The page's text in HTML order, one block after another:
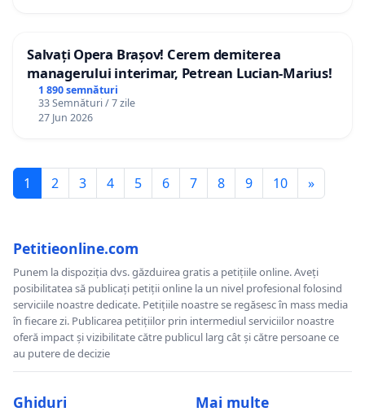
Salvați Opera Brașov! Cerem demiterea
managerului interimar, Petrean Lucian-Marius!
1 890 semnături
33 Semnături / 7 zile
27 Jun 2026
1 2 3 4 5 6 7 8 9 10 »
Petitieonline.com
Punem la dispoziția dvs. găzduirea gratis a petițiile online. Aveți
posibilitatea să publicați petiții online la un nivel profesional folosind
serviciile noastre dedicate. Petițiile noastre se regăsesc în mass media
în fiecare zi. Publicarea petițiilor prin intermediul serviciilor noastre
oferă impact și vizibilitate către publicul larg cât și către persoane ce
au putere de decizie
Ghiduri Mai multe